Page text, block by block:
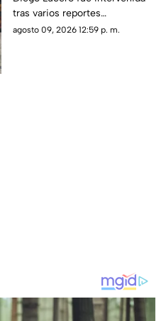
tras varios reportes
ciudadanos por acumulación
agosto 09, 2026 12:59 p. m.